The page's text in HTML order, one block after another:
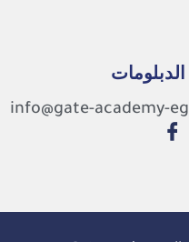
info@gate-academy-